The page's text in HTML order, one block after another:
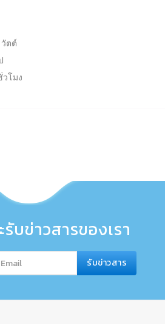
ตต์
วโมง
บข่าวสารของเรา
รับข่าวสาร